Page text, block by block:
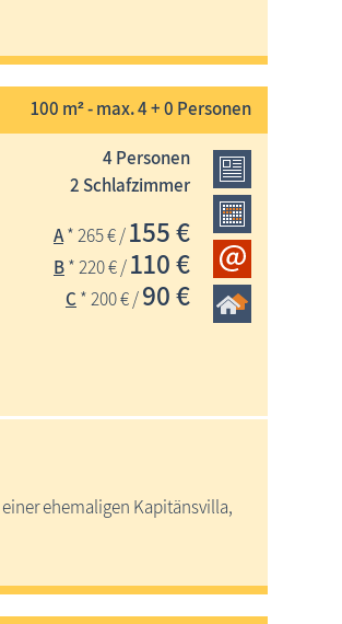
100 m² - max. 4 + 0 Personen
ehemaligen Kapitänsvilla,
4 Personen
2 Schlafzimmer
A* 265 € /155 €
B* 220 € /110 €
C * 200 € /90 €